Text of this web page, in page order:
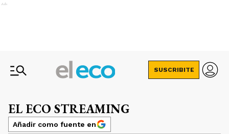
Ads
SUSCRIBITE
EL ECO STREAMING
Añadir como fuente en